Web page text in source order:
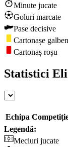
Minute jucate
Goluri marcate
Pase decisive
Cartonașe
Cartonaș roșu
Statistici
Echipa
Legendă:
Meciuri jucate